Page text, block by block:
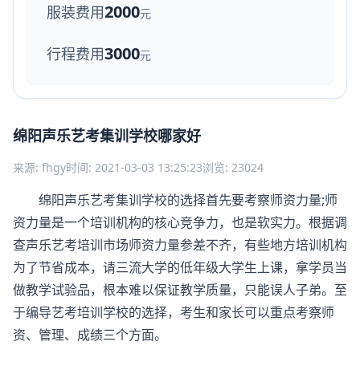
服装费用2000元
行程费用3000元
绵阳声乐艺考集训学校哪家好
来源: fhgy时间: 2021-03-03 13:25:23浏览: 23024
绵阳声乐艺考集训学校的选择首先要考察师资力量;师
资力量是一个培训机构的核心竞争力，也是软实力。根据调
查声乐艺考培训市场师资力量参差不齐，有些地方培训机构
为了节省成本，请三流大学的低年级大学生上课，拿学员当
做教学试验品，根本难以保证教学质量，只能误人子弟。至
于编导艺考培训学校的选择，考生和家长可以重点考察师
资、管理、成绩三个方面。